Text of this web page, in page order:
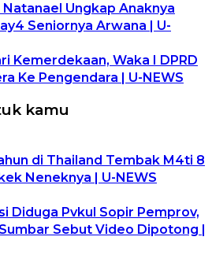
Ungkap Anaknya
Seniornya Arwana | U-
Kemerdekaan, Waka I DPRD
Ke Pengendara | U-NEWS
kamu
di Thailand Tembak M4ti 8
Neneknya | U-NEWS
Diduga Pvkul Sopir Pemprov,
Sebut Video Dipotong |